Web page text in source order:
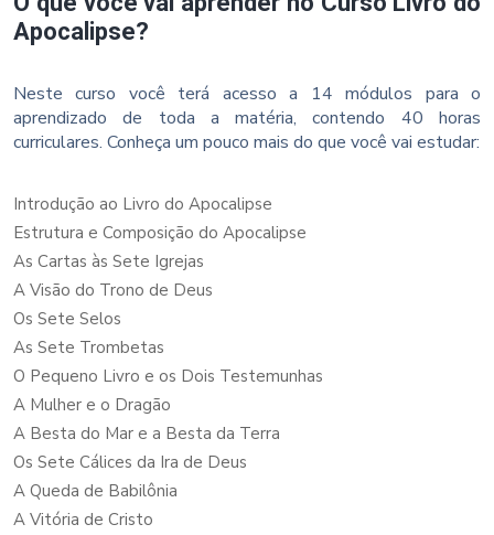
Apocalipse?
Neste curso você terá acesso a 14 módulos para o
aprendizado de toda a matéria, contendo 40 horas
curriculares. Conheça um pouco mais do que você vai estudar:
Introdução ao Livro do Apocalipse
Estrutura e Composição do Apocalipse
As Cartas às Sete Igrejas
A Visão do Trono de Deus
Os Sete Selos
As Sete Trombetas
O Pequeno Livro e os Dois Testemunhas
A Mulher e o Dragão
A Besta do Mar e a Besta da Terra
Os Sete Cálices da Ira de Deus
A Queda de Babilônia
A Vitória de Cristo